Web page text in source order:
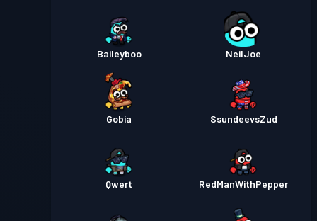
Baileyboo NeilJoe
Gobia SsundeevsZud
Qwert RedManWithPepper